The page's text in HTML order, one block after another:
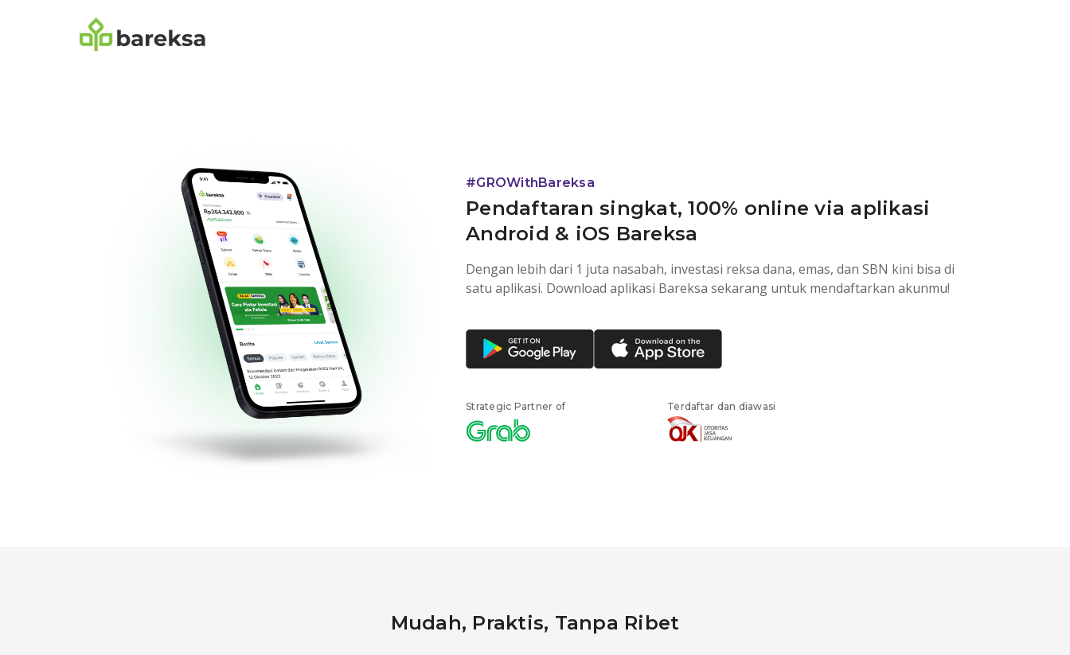
#GROWithBareksa
Pendaftaran singkat, 100% online via aplikasi
Android & iOS Bareksa
Dengan lebih dari 1 juta nasabah, investasi reksa dana, emas, dan SBN kini bisa di
satu aplikasi. Download aplikasi Bareksa sekarang untuk mendaftarkan akunmu!
Strategic Partner of Terdaftar dan diawasi
Mudah, Praktis, Tanpa Ribet